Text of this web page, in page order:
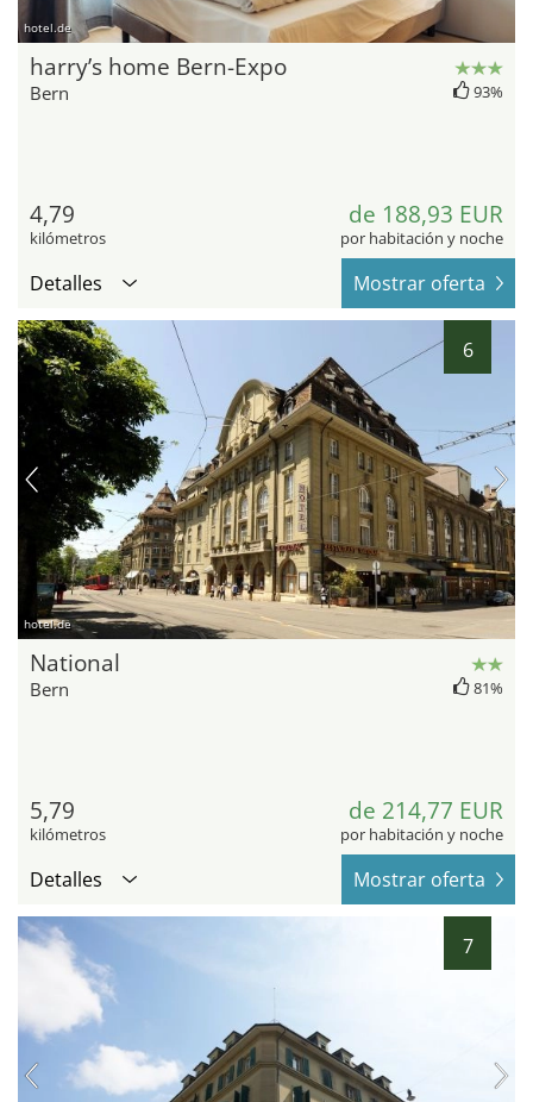
hotel.de
harry’s home Bern-Expo
Bern 93%
4,79
kilómetros
de 188,93 EUR
por habitación y noche
Detalles Mostrar oferta
6
hotel.de
National
Bern 81%
5,79
kilómetros
de 214,77 EUR
por habitación y noche
Detalles Mostrar oferta
7